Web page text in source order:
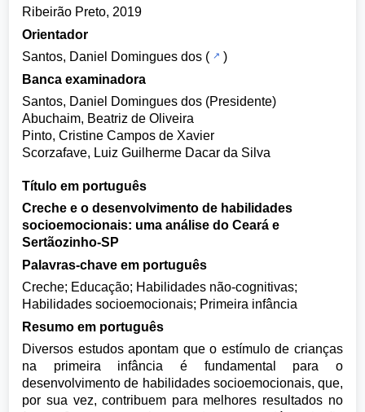
Ribeirão Preto, 2019
Orientador
Santos, Daniel Domingues dos (
)
Banca examinadora
Santos, Daniel Domingues dos (Presidente)
Abuchaim, Beatriz de Oliveira
Pinto, Cristine Campos de Xavier
Scorzafave, Luiz Guilherme Dacar da Silva
Título em português
Creche e o desenvolvimento de habilidades
socioemocionais: uma análise do Ceará e
Sertãozinho-SP
Palavras-chave em português
Creche; Educação; Habilidades não-cognitivas;
Habilidades socioemocionais; Primeira infância
Resumo em português
Diversos estudos apontam que o estímulo de crianças
na primeira infância é fundamental para o
desenvolvimento de habilidades socioemocionais, que,
por sua vez, contribuem para melhores resultados no